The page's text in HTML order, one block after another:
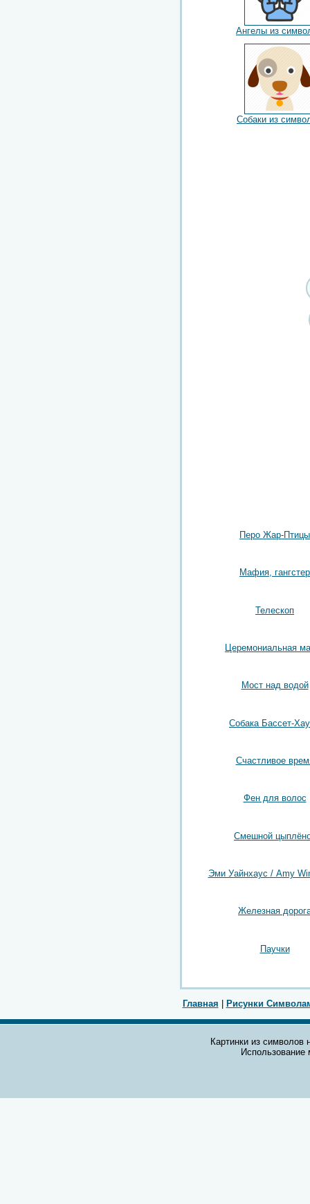
Ангелы из
Собаки из
Перо Жар-Птицы
Мафия, гангстер
Телескоп
Церемониальная
Мост над водой
Собака Бассет-
Счастливое
Фен для волос
Смешной
Эми Уайнхаус / Amy
Железная
Паучки
Главная Рисунки
Картинки из символов
Использование